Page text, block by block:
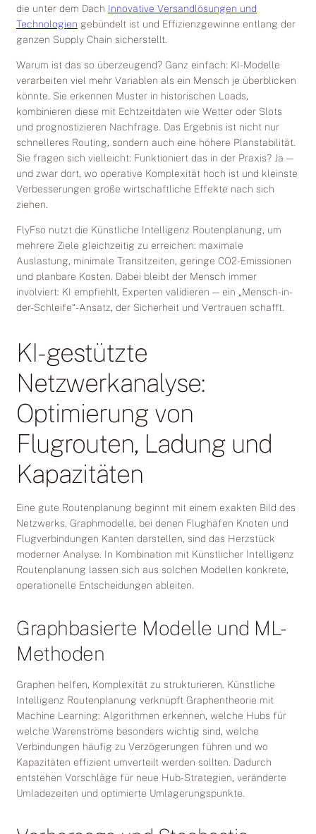
die unter dem Dach Innovative Versandlösungen und
Technologien gebündelt ist und Effizienzgewinne entlang der
ganzen Supply Chain sicherstellt.
Warum ist das so überzeugend? Ganz einfach: KI-Modelle
verarbeiten viel mehr Variablen als ein Mensch je überblicken
könnte. Sie erkennen Muster in historischen Loads,
kombinieren diese mit Echtzeitdaten wie Wetter oder Slots
und prognostizieren Nachfrage. Das Ergebnis ist nicht nur
schnelleres Routing, sondern auch eine höhere Planstabilität.
Sie fragen sich vielleicht: Funktioniert das in der Praxis? Ja —
und zwar dort, wo operative Komplexität hoch ist und kleinste
Verbesserungen große wirtschaftliche Effekte nach sich
ziehen.
FlyFso nutzt die Künstliche Intelligenz Routenplanung, um
mehrere Ziele gleichzeitig zu erreichen: maximale
Auslastung, minimale Transitzeiten, geringe CO2-Emissionen
und planbare Kosten. Dabei bleibt der Mensch immer
involviert: KI empfiehlt, Experten validieren — ein „Mensch-in-
der-Schleife“-Ansatz, der Sicherheit und Vertrauen schafft.
KI-gestützte
Netzwerkanalyse:
Optimierung von
Flugrouten, Ladung und
Kapazitäten
Eine gute Routenplanung beginnt mit einem exakten Bild des
Netzwerks. Graphmodelle, bei denen Flughäfen Knoten und
Flugverbindungen Kanten darstellen, sind das Herzstück
moderner Analyse. In Kombination mit Künstlicher Intelligenz
Routenplanung lassen sich aus solchen Modellen konkrete,
operationelle Entscheidungen ableiten.
Graphbasierte Modelle und ML-
Methoden
Graphen helfen, Komplexität zu strukturieren. Künstliche
Intelligenz Routenplanung verknüpft Graphentheorie mit
Machine Learning: Algorithmen erkennen, welche Hubs für
welche Warenströme besonders wichtig sind, welche
Verbindungen häufig zu Verzögerungen führen und wo
Kapazitäten effizient umverteilt werden sollten. Dadurch
entstehen Vorschläge für neue Hub-Strategien, veränderte
Umladezeiten und optimierte Umlagerungspunkte.